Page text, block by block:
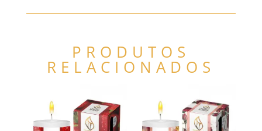
PRODUTOS
RELACIONADOS